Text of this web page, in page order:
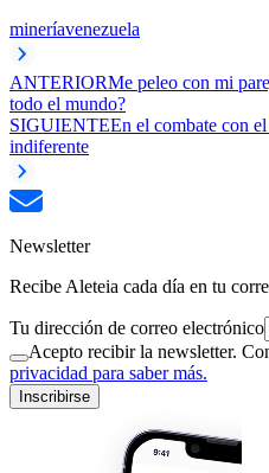
mineríavenezuela
ANTERIORMe peleo con mi
todo el mundo?
SIGUIENTEEn el combate con
indiferente
Newsletter
Recibe Aleteia cada día en tu
Tu dirección de correo electrónico
Acepto recibir la newsletter.
privacidad para saber más.
Inscribirse